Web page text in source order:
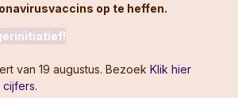
op te heffen.
van 19 augustus. Bezoek Klik hier
.